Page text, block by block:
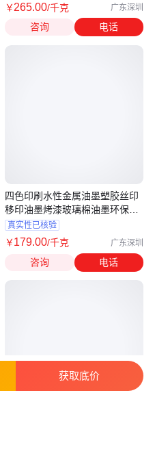
￥265.00/千克 广东深圳
咨询 电话
四色印刷水性金属油墨塑胶丝印
移印油墨烤漆玻璃棉油墨环保低
VOC
真实性已核验
￥179.00/千克 广东深圳
咨询 电话
获取底价